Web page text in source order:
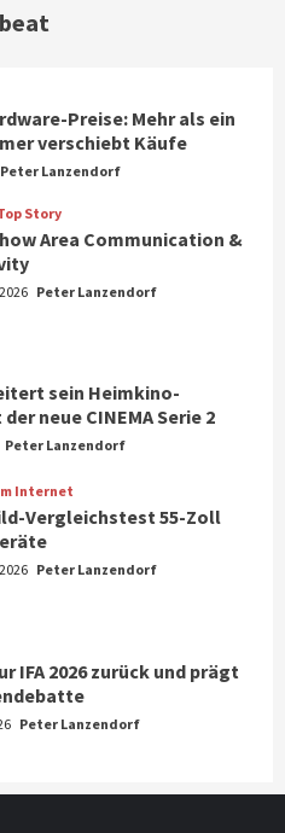
in
immer mehr auf
Preise: Mehr als ein
verschiebt Käufe
Area Communication &
sein Heimkino-
neue CINEMA Serie 2
55-Zoll
Preise: Mehr als ein
verschiebt Käufe
Peter Lanzendorf
Story
Area Communication &
Peter Lanzendorf
sein Heimkino-
neue CINEMA Serie 2
Peter Lanzendorf
Internet
Vergleichstest 55-Zoll
Peter Lanzendorf
IFA 2026 zurück und prägt
Peter Lanzendorf